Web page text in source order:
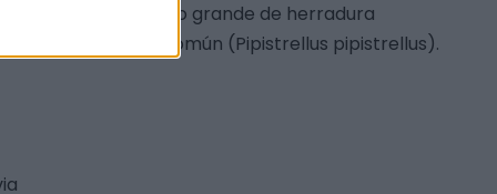
el murciélago grande de herradura
y el murciélago común (Pipistrellus pipistrellus).